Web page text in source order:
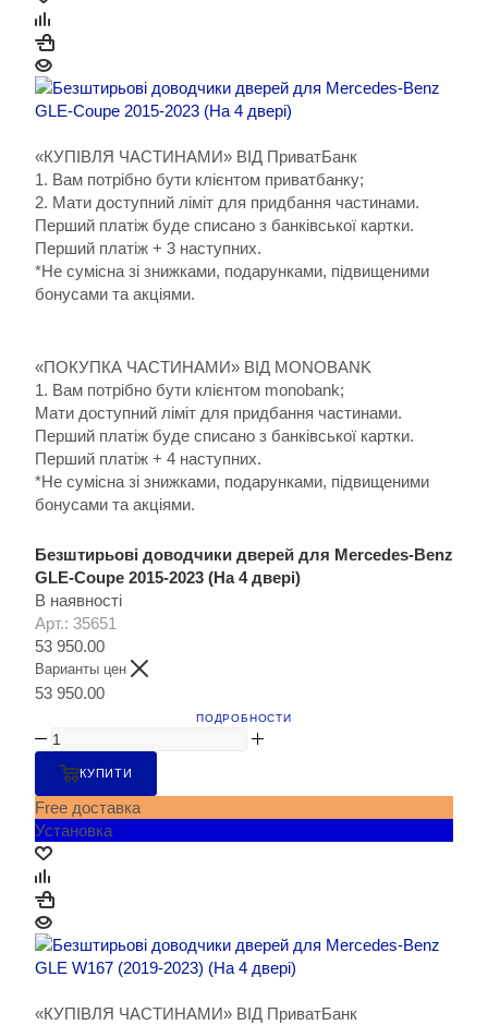
«КУПІВЛЯ ЧАСТИНАМИ» ВІД ПриватБанк
1. Вам потрібно бути клієнтом приватбанку;
2. Мати доступний ліміт для придбання частинами.
Перший платіж буде списано з банківської картки.
Перший платіж + 3 наступних.
*Не сумісна зі знижками, подарунками, підвищеними
бонусами та акціями.
«ПОКУПКА ЧАСТИНАМИ» ВІД MONOBANK
1. Вам потрібно бути клієнтом monobank;
Мати доступний ліміт для придбання частинами.
Перший платіж буде списано з банківської картки.
Перший платіж + 4 наступних.
*Не сумісна зі знижками, подарунками, підвищеними
бонусами та акціями.
Безштирьові доводчики дверей для Mercedes-Benz
GLE-Coupe 2015-2023 (На 4 двері)
В наявності
Арт.: 35651
53 950.00
Варианты цен
53 950.00
ПОДРОБНОСТИ
КУПИТИ
Free доставка
Установка
«КУПІВЛЯ ЧАСТИНАМИ» ВІД ПриватБанк